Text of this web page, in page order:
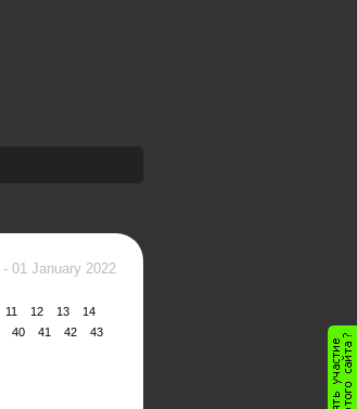
- 01 January 2022
11 12 13
14
40 41 42
43